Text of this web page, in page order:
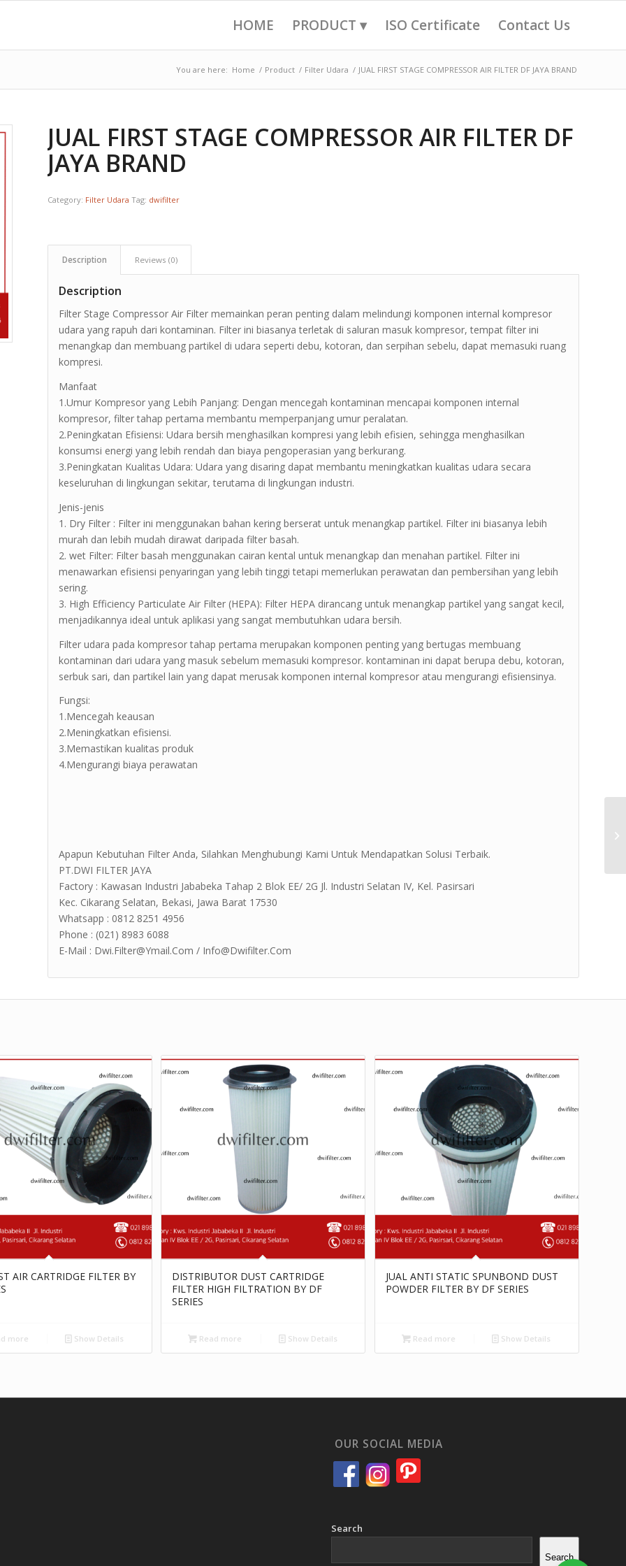
HOME PRODUCT ▾ ISO Certificate Contact Us
You are here: Home / Product / Filter Udara / JUAL FIRST STAGE COMPRESSOR AIR FILTER DF JAYA BRAND
JUAL FIRST STAGE COMPRESSOR AIR FILTER DF
JAYA BRAND
Category: Filter Udara Tag: dwifilter
Description Reviews (0)
Description
Filter Stage Compressor Air Filter memainkan peran penting dalam melindungi komponen internal kompresor
udara yang rapuh dari kontaminan. Filter ini biasanya terletak di saluran masuk kompresor, tempat filter ini
menangkap dan membuang partikel di udara seperti debu, kotoran, dan serpihan sebelu, dapat memasuki ruang
kompresi.
Manfaat
1.Umur Kompresor yang Lebih Panjang: Dengan mencegah kontaminan mencapai komponen internal
kompresor, filter tahap pertama membantu memperpanjang umur peralatan.
2.Peningkatan Efisiensi: Udara bersih menghasilkan kompresi yang lebih efisien, sehingga menghasilkan
konsumsi energi yang lebih rendah dan biaya pengoperasian yang berkurang.
3.Peningkatan Kualitas Udara: Udara yang disaring dapat membantu meningkatkan kualitas udara secara
keseluruhan di lingkungan sekitar, terutama di lingkungan industri.
Jenis-jenis
1. Dry Filter : Filter ini menggunakan bahan kering berserat untuk menangkap partikel. Filter ini biasanya lebih
murah dan lebih mudah dirawat daripada filter basah.
2. wet Filter: Filter basah menggunakan cairan kental untuk menangkap dan menahan partikel. Filter ini
menawarkan efisiensi penyaringan yang lebih tinggi tetapi memerlukan perawatan dan pembersihan yang lebih
sering.
3. High Efficiency Particulate Air Filter (HEPA): Filter HEPA dirancang untuk menangkap partikel yang sangat kecil,
menjadikannya ideal untuk aplikasi yang sangat membutuhkan udara bersih.
Filter udara pada kompresor tahap pertama merupakan komponen penting yang bertugas membuang
kontaminan dari udara yang masuk sebelum memasuki kompresor. kontaminan ini dapat berupa debu, kotoran,
serbuk sari, dan partikel lain yang dapat merusak komponen internal kompresor atau mengurangi efisiensinya.
Fungsi:
1.Mencegah keausan
2.Meningkatkan efisiensi.
3.Memastikan kualitas produk
4.Mengurangi biaya perawatan
Apapun Kebutuhan Filter Anda, Silahkan Menghubungi Kami Untuk Mendapatkan Solusi Terbaik.
PT.DWI FILTER JAYA
Factory : Kawasan Industri Jababeka Tahap 2 Blok EE/ 2G Jl. Industri Selatan IV, Kel. Pasirsari
Kec. Cikarang Selatan, Bekasi, Jawa Barat 17530
Whatsapp : 0812 8251 4956
Phone : (021) 8983 6088
E-Mail : Dwi.Filter@Ymail.Com / Info@Dwifilter.Com
AIR CARTRIDGE FILTER BY
more Show Details
DISTRIBUTOR DUST CARTRIDGE
FILTER HIGH FILTRATION BY DF
SERIES
Read more Show Details
JUAL ANTI STATIC SPUNBOND DUST
POWDER FILTER BY DF SERIES
Read more Show Details
OUR SOCIAL MEDIA
Search
Search